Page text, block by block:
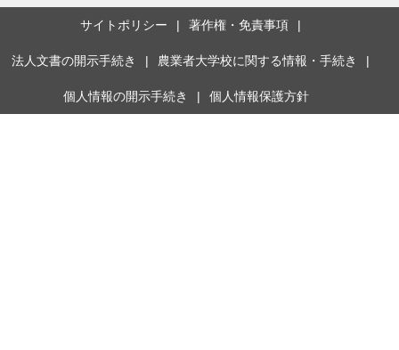
サイトポリシー 著作権・免責事項
法人文書の開示手続き 農業者大学校に関する情報・手続き
個人情報の開示手続き 個人情報保護方針